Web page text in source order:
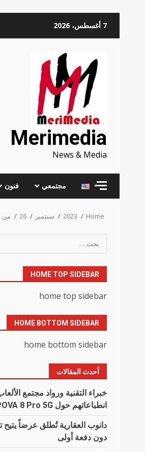
7 أغسطس، 2026
Merimedia
News & Media
مجتمعي فنون
Home
2023 سبتمبر 26 من
عن:
HOME TOP SIDEBAR
home top sidebar
HOME BOTTOM SIDEBAR
home bottom sidebar
أحدث المقالات
خبراء التقنية ورواد مجتمع
انطباعاتهم حول TECNO POVA 8 Pro 5G
دانوب العقارية تُطلق عرضاً
دون دفعة أولى